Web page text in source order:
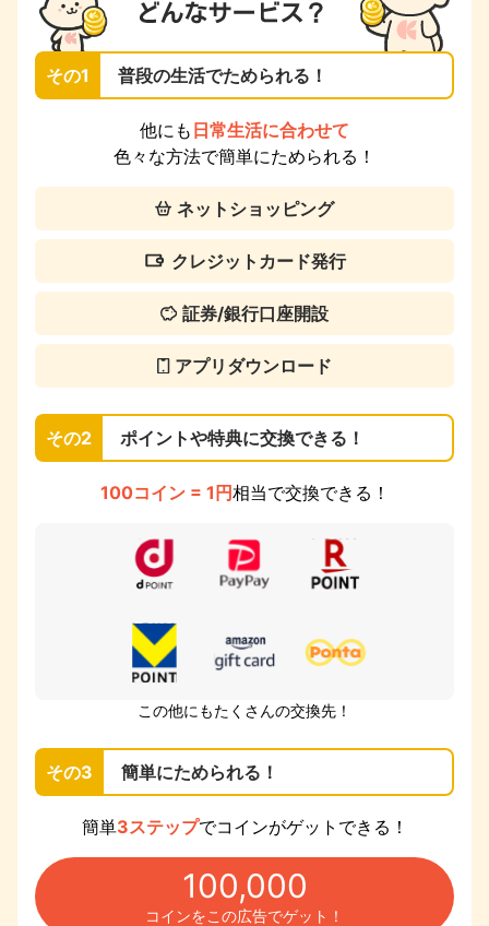
その1 普段の生活でためられる！
他にも 日常生活に合わせて
色々な方法で簡単にためられる！
ネットショッピング
クレジットカード発行
証券/銀行口座開設
アプリダウンロード
その2 ポイントや特典に交換できる！
100コイン = 1円相当で交換できる！
この他にもたくさんの交換先！
その3 簡単にためられる！
簡単3ステップでコインがゲットできる！
100,000
コインをこの広告でゲット！